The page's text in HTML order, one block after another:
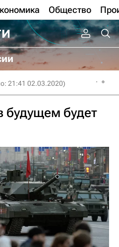
Общество
21:41 02.03.2020)
будущем будет